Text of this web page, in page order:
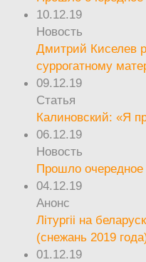
10.12.19
Новость
Дмитрий Киселев
суррогатному
09.12.19
Статья
Калиновский: «Я
06.12.19
Новость
Прошло
04.12.19
Анонс
Літургіі на
(снежань 2019
01.12.19